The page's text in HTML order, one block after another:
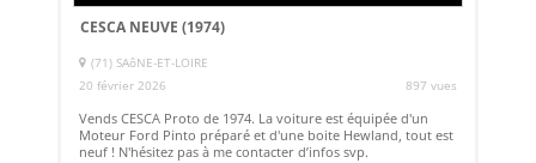
CESCA NEUVE (1974)
(71) SAôNE-ET-LOIRE
20 février 2026
897 vues
Vends CESCA Proto de 1974. La voiture est équipée d'un
Moteur Ford Pinto préparé et d'une boite Hewland, tout est
neuf ! N'hésitez pas à me contacter d’infos svp.